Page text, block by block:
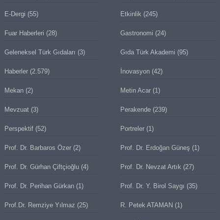
E-Dergi (55) Etkinlik (245)
Fuar Haberleri (28) Gastronomi (24)
Geleneksel Türk Gıdaları (3) Gıda Türk Akademi (95)
Haberler(2.579) İnovasyon (42)
Mekan(2) Metin Acar (1)
Mevzuat(3) Perakende (239)
Perspektif(52) Portreler (1)
Prof. Dr. Barbaros Özer(2) Prof. Dr. Erdoğan Güneş (1)
Prof. Dr. Gürhan Çiftçioğlu(4) Prof. Dr. Nevzat Artık (27)
Prof. Dr. Perihan Gürkan(1) Prof. Dr. Y. Birol Saygı (35)
Prof.Dr. Remziye Yılmaz (25) R. Petek ATAMAN (1)